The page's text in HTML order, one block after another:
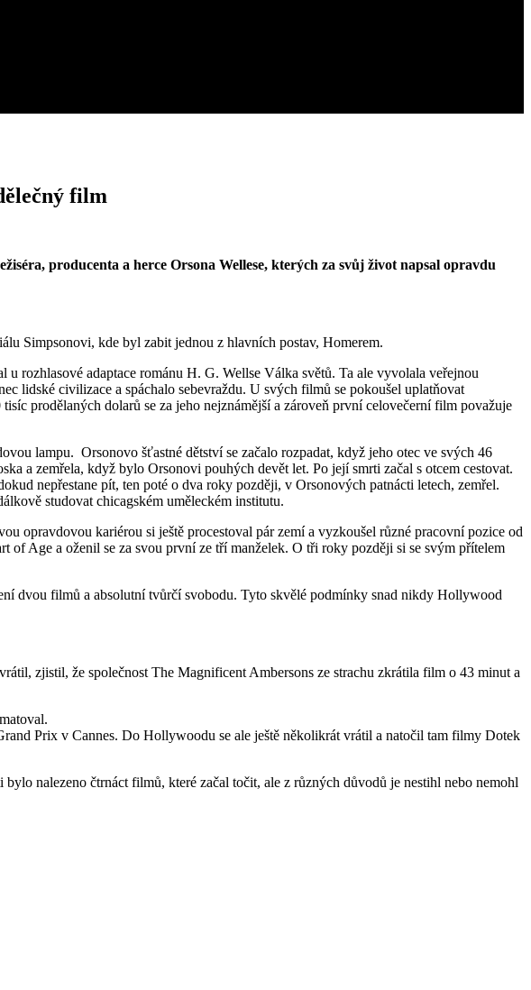
film
producenta a herce Orsona Wellese, kterých za svůj život napsal opravdu
Simpsonovi, kde byl zabit jednou z hlavních postav, Homerem.
rozhlasové adaptace románu H. G. Wellse Válka světů. Ta ale vyvolala veřejnou
lidské civilizace a spáchalo sebevraždu. U svých filmů se pokoušel uplatňovat
prodělaných dolarů se za jeho nejznámější a zároveň první celovečerní film považuje
lampu. Orsonovo šťastné dětství se začalo rozpadat, když jeho otec ve svých 46
a zemřela, když bylo Orsonovi pouhých devět let. Po její smrti začal s otcem cestovat.
nepřestane pít, ten poté o dva roky později, v Orsonových patnácti letech, zemřel.
studovat chicagském uměleckém institutu.
opravdovou kariérou si ještě procestoval pár zemí a vyzkoušel různé pracovní pozice od
Age a oženil se za svou první ze tří manželek. O tři roky později si se svým přítelem
dvou filmů a absolutní tvůrčí svobodu. Tyto skvělé podmínky snad nikdy Hollywood
zjistil, že společnost The Magnificent Ambersons ze strachu zkrátila film o 43 minut a
Prix v Cannes. Do Hollywoodu se ale ještě několikrát vrátil a natočil tam filmy Dotek
nalezeno čtrnáct filmů, které začal točit, ale z různých důvodů je nestihl nebo nemohl